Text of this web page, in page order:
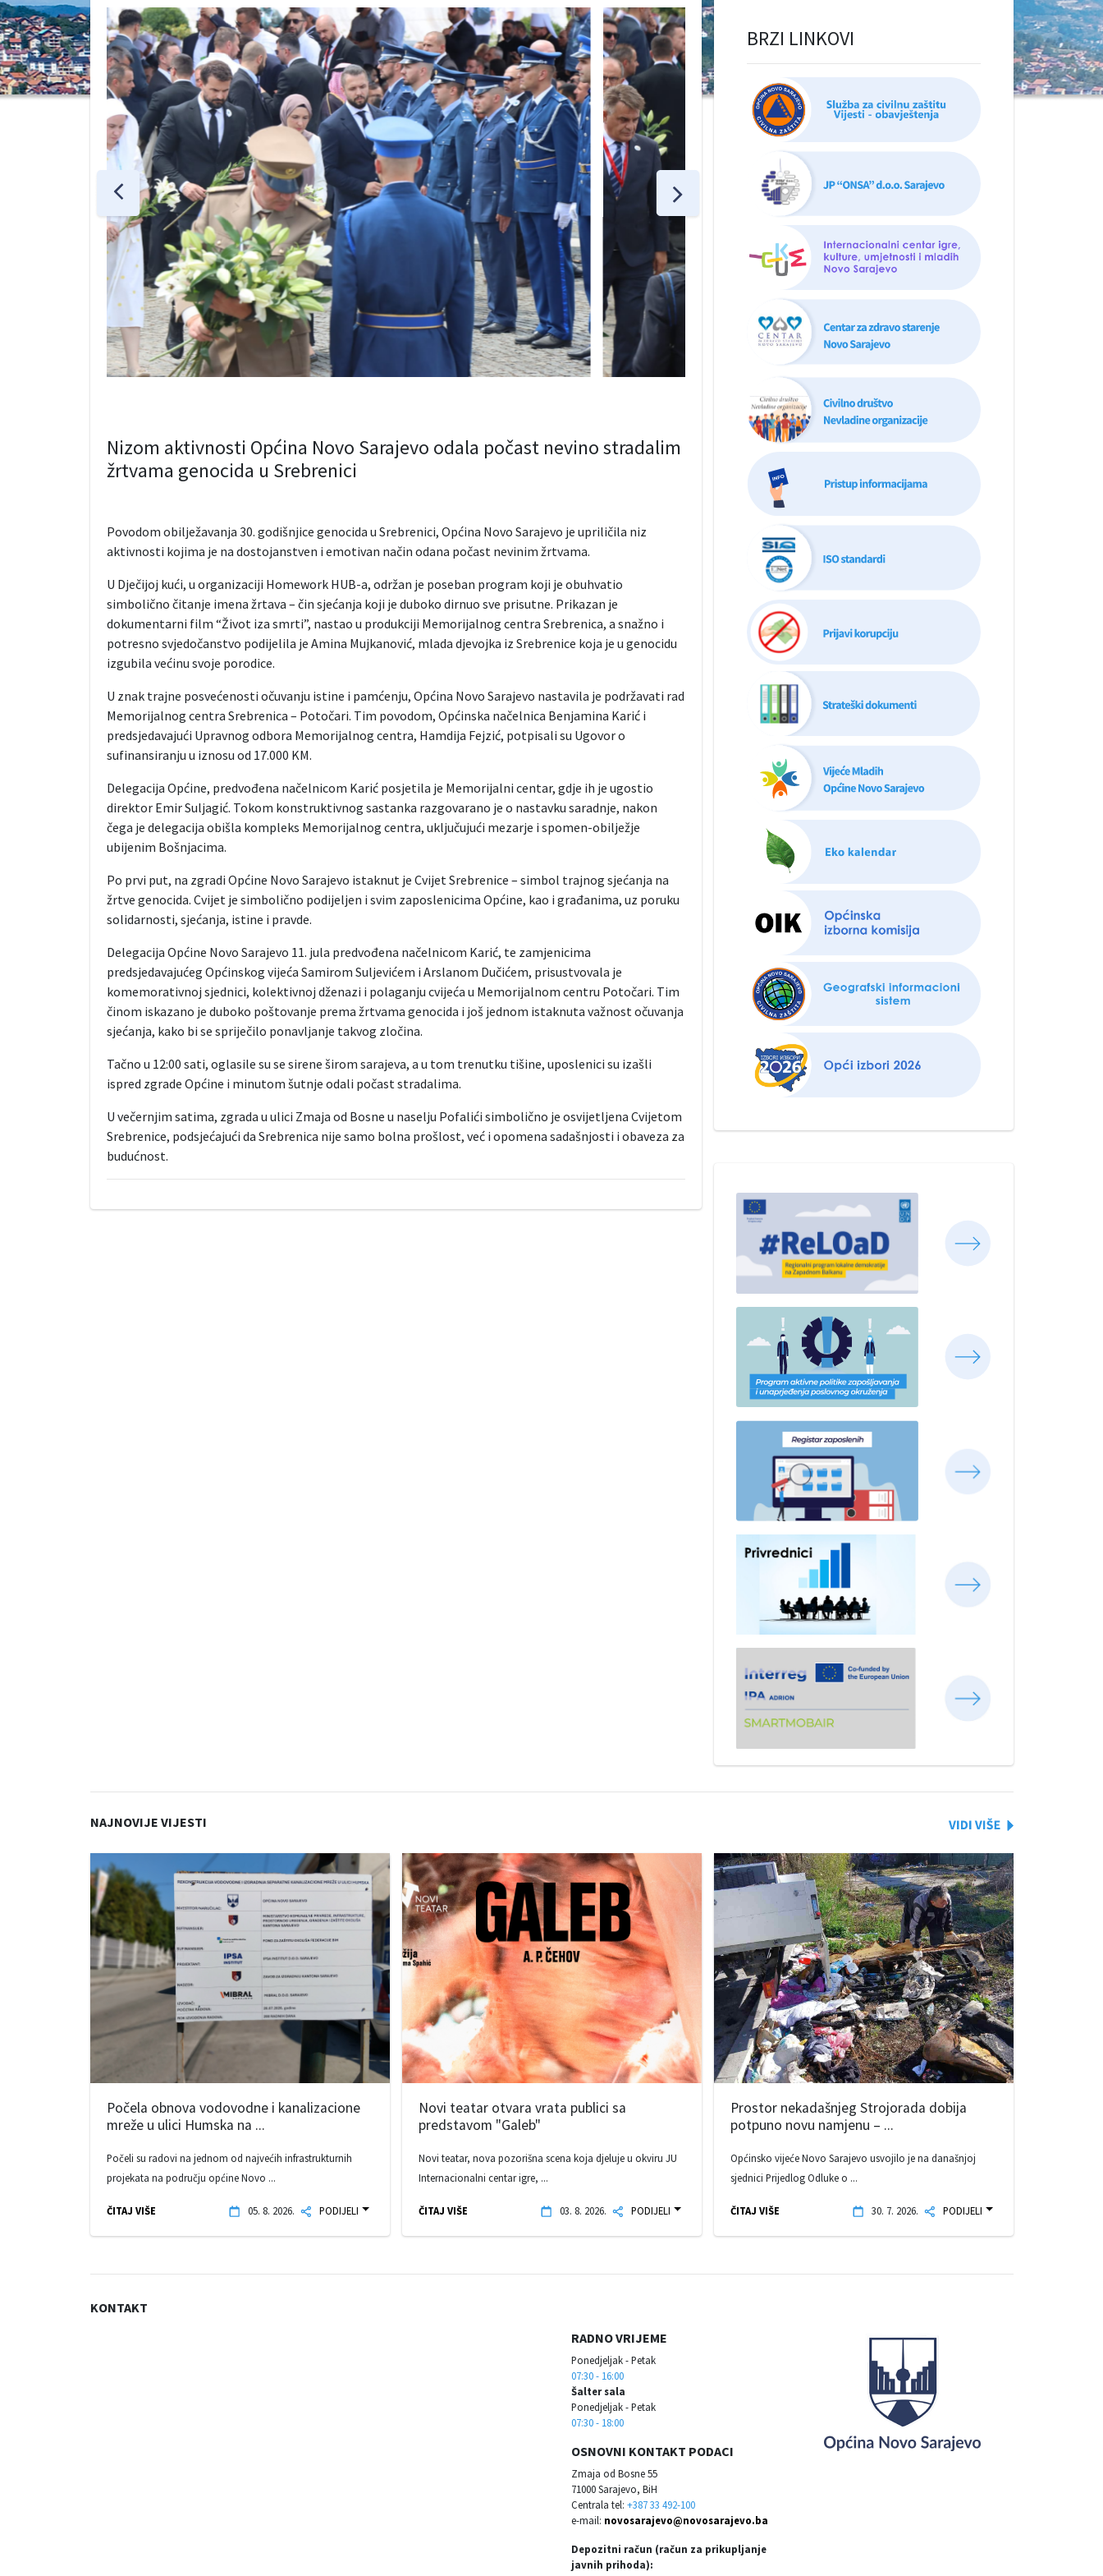
Nizom aktivnosti Općina Novo Sarajevo odala počast nevino stradalim
žrtvama genocida u Srebrenici
Povodom obilježavanja 30. godišnjice genocida u Srebrenici, Općina Novo Sarajevo je upriličila niz
aktivnosti kojima je na dostojanstven i emotivan način odana počast nevinim žrtvama.
U Dječijoj kući, u organizaciji Homework HUB-a, održan je poseban program koji je obuhvatio
simbolično čitanje imena žrtava – čin sjećanja koji je duboko dirnuo sve prisutne. Prikazan je
dokumentarni film “Život iza smrti”, nastao u produkciji Memorijalnog centra Srebrenica, a snažno i
potresno svjedočanstvo podijelila je Amina Mujkanović, mlada djevojka iz Srebrenice koja je u genocidu
izgubila većinu svoje porodice.
U znak trajne posvećenosti očuvanju istine i pamćenju, Općina Novo Sarajevo nastavila je podržavati rad
Memorijalnog centra Srebrenica – Potočari. Tim povodom, Općinska načelnica Benjamina Karić i
predsjedavajući Upravnog odbora Memorijalnog centra, Hamdija Fejzić, potpisali su Ugovor o
sufinansiranju u iznosu od 17.000 KM.
Delegacija Općine, predvođena načelnicom Karić posjetila je Memorijalni centar, gdje ih je ugostio
direktor Emir Suljagić. Tokom konstruktivnog sastanka razgovarano je o nastavku saradnje, nakon
čega je delegacija obišla kompleks Memorijalnog centra, uključujući mezarje i spomen-obilježje
ubijenim Bošnjacima.
Po prvi put, na zgradi Općine Novo Sarajevo istaknut je Cvijet Srebrenice – simbol trajnog sjećanja na
žrtve genocida. Cvijet je simbolično podijeljen i svim zaposlenicima Općine, kao i građanima, uz poruku
solidarnosti, sjećanja, istine i pravde.
Delegacija Općine Novo Sarajevo 11. jula predvođena načelnicom Karić, te zamjenicima
predsjedavajućeg Općinskog vijeća Samirom Suljevićem i Arslanom Dučićem, prisustvovala je
komemorativnoj sjednici, kolektivnoj dženazi i polaganju cvijeća u Memorijalnom centru Potočari. Tim
činom iskazano je duboko poštovanje prema žrtvama genocida i još jednom istaknuta važnost očuvanja
sjećanja, kako bi se spriječilo ponavljanje takvog zločina.
Tačno u 12:00 sati, oglasile su se sirene širom sarajeva, a u tom trenutku tišine, uposlenici su izašli
ispred zgrade Općine i minutom šutnje odali počast stradalima.
U večernjim satima, zgrada u ulici Zmaja od Bosne u naselju Pofalići simbolično je osvijetljena Cvijetom
Srebrenice, podsjećajući da Srebrenica nije samo bolna prošlost, već i opomena sadašnjosti i obaveza za
budućnost.
BRZI LINKOVI
NAJNOVIJE VIJESTI
Počela obnova vodovodne i kanalizacione
mreže u ulici Humska na ...
Počeli su radovi na jednom od najvećih infrastrukturnih
projekata na području općine Novo ...
ČITAJ VIŠE 05. 8. 2026. PODIJELI
Novi teatar otvara vrata publici sa
predstavom "Galeb"
Novi teatar, nova pozorišna scena koja djeluje u okviru JU
Internacionalni centar igre, ...
ČITAJ VIŠE 03. 8. 2026. PODIJELI
Prostor nekadašnjeg Strojorada dobija
potpuno novu namjenu – ...
Općinsko vijeće Novo Sarajevo usvojilo je na današnjoj
sjednici Prijedlog Odluke o ...
ČITAJ VIŠE 30. 7. 2026. PODIJELI
KONTAKT
RADNO VRIJEME
Ponedjeljak - Petak
07:30 - 16:00
Šalter sala
Ponedjeljak - Petak
07:30 - 18:00
OSNOVNI KONTAKT PODACI
Zmaja od Bosne 55
71000 Sarajevo, BiH
Centrala tel: +387 33 492-100
e-mail: novosarajevo@novosarajevo.ba
Depozitni račun (račun za prikupljanje
javnih prihoda):